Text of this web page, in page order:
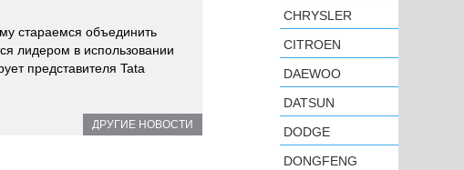
стараемся объединить
лидером в использовании
представителя Tata
ДРУГИЕ НОВОСТИ
CHRYSLER
CITROEN
DAEWOO
DATSUN
DODGE
DONGFENG